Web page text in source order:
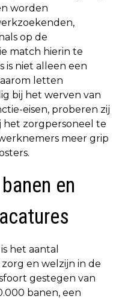
worden
op de
match hierin te
is niet alleen een
letten
bij het werven van
eisen, proberen zij
het zorgpersoneel te
meer grip
en
het aantal
en welzijn in de
gestegen van
banen, een